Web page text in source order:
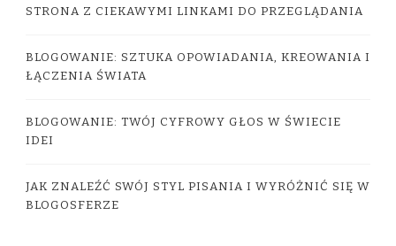
STRONA Z CIEKAWYMI LINKAMI DO PRZEGLĄDANIA
BLOGOWANIE: SZTUKA OPOWIADANIA, KREOWANIA I
ŁĄCZENIA ŚWIATA
BLOGOWANIE: TWÓJ CYFROWY GŁOS W ŚWIECIE
IDEI
JAK ZNALEŹĆ SWÓJ STYL PISANIA I WYRÓŻNIĆ SIĘ W
BLOGOSFERZE